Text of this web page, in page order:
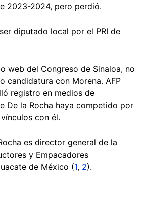
2023-2024, pero perdió.
diputado local por el PRI de
web del Congreso de Sinaloa, no
candidatura con Morena. AFP
registro en medios de
De la Rocha haya competido por
con él.
es director general de la
y Empacadores
de México (1, 2).